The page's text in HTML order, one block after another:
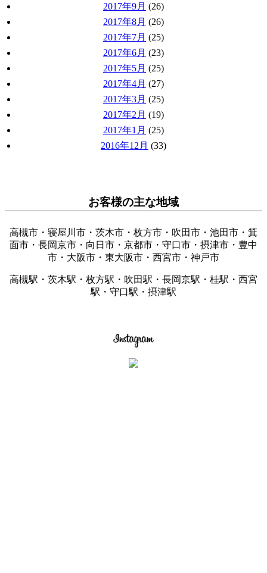
2017年9月 (26)
2017年8月 (26)
2017年7月 (25)
2017年6月 (23)
2017年5月 (25)
2017年4月 (27)
2017年3月 (25)
2017年2月 (19)
2017年1月 (25)
2016年12月 (33)
お客様の主な地域
高槻市・寝屋川市・茨木市・枚方市・吹田市・池田市・箕
面市・長岡京市・向日市・京都市・守口市・摂津市・豊中
市・大阪市・東大阪市・西宮市・神戸市
高槻駅・茨木駅・枚方駅・吹田駅・長岡京駅・桂駅・西宮
駅・守口駅・摂津駅